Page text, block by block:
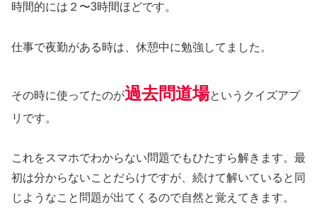
時間的には２〜3時間ほどです。
仕事で夜勤がある時は、休憩中に勉強してました。
その時に使ってたのが過去問道場というクイズアプ
リです。
これをスマホでわからない問題でもひたすら解きます。最
初は分からないことだらけですが、続けて解いていると同
じようなこと問題が出てくるので自然と覚えてきます。